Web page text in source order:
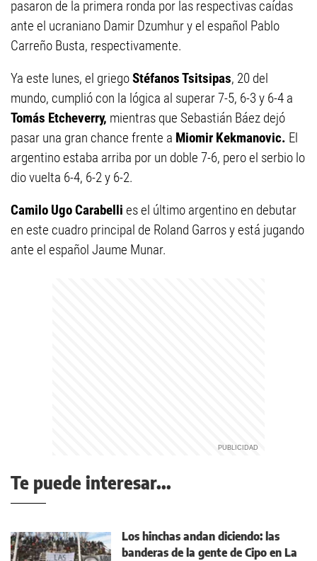
pasaron de la primera ronda por las respectivas caídas
ante el ucraniano Damir Dzumhur y el español Pablo
Carreño Busta, respectivamente.
Ya este lunes, el griegoStéfanos Tsitsipas, 20 del
mundo, cumplió con la lógica al superar 7-5, 6-3 y 6-4 a
Tomás Etcheverry, mientras que Sebastián Báez dejó
pasar una gran chance frente a Miomir Kekmanovic. El
argentino estaba arriba por un doble 7-6, pero el serbio lo
dio vuelta 6-4, 6-2 y 6-2.
Camilo Ugo Carabelli es el último argentino en debutar
en este cuadro principal de Roland Garros y está jugando
ante el español Jaume Munar.
Te puede interesar...
Los hinchas andan diciendo: las
banderas de la gente de Cipo en La